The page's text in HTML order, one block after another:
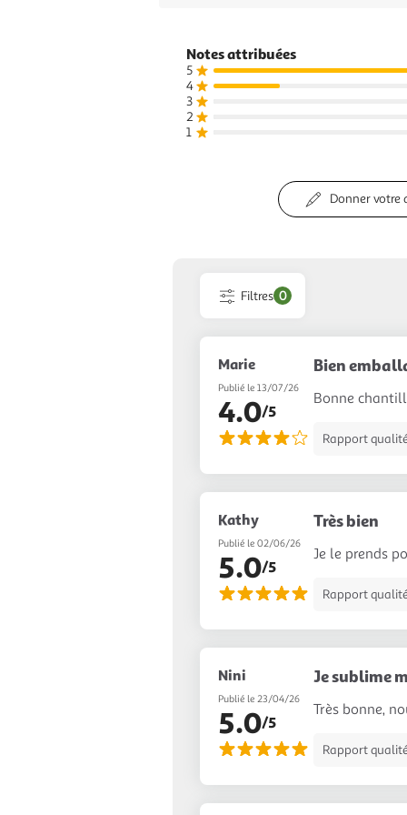
Notes attribuées
5
4
3
2
1
Donner votre
Filtres 0
Marie
Publié le 13/07/26
4.0/5
Bien
Bonne
Rapport
Kathy
Publié le 02/06/26
5.0/5
Très bien
Je le prends
Rapport
Nini
Publié le 23/04/26
5.0/5
Je sublime
Très bonne,
Rapport